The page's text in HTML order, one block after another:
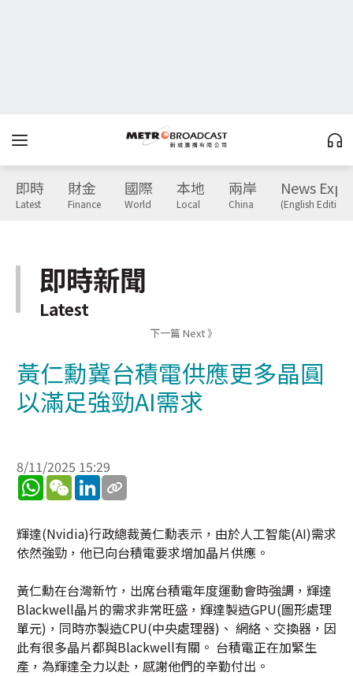
即時
Latest
財金
Finance
國際
World
本地
Local
兩岸
China
News
(English Edition)
即時新聞
Latest
下一篇 Next 》
黃仁勳冀台積電供應更多晶圓
以滿足強勁AI需求
8/11/2025 15:29
WhatsApp
WeChatLinkedIn
輝達(Nvidia)行政總裁黃仁勳表示，由於人工智能(AI)需求
依然強勁，他已向台積電要求增加晶片供應。
黃仁勳在台灣新竹，出席台積電年度運動會時強調，輝達
Blackwell晶片的需求非常旺盛，輝達製造GPU(圖形處理
單元)，同時亦製造CPU(中央處理器)、 網絡、交換器，因
此有很多晶片都與Blackwell有關。 台積電正在加緊生
產，為輝達全力以赴，感謝他們的辛勤付出。